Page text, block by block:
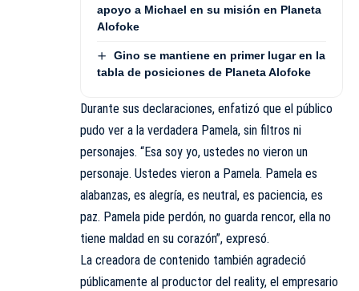
apoyo a Michael en su misión en Planeta
Alofoke
Gino se mantiene en primer lugar en la
tabla de posiciones de Planeta Alofoke
Durante sus declaraciones, enfatizó que el público
pudo ver a la verdadera Pamela, sin filtros ni
personajes. “Esa soy yo, ustedes no vieron un
personaje. Ustedes vieron a Pamela. Pamela es
alabanzas, es alegría, es neutral, es paciencia, es
paz. Pamela pide perdón, no guarda rencor, ella no
tiene maldad en su corazón”, expresó.
La creadora de contenido también agradeció
públicamente al productor del reality, el empresario